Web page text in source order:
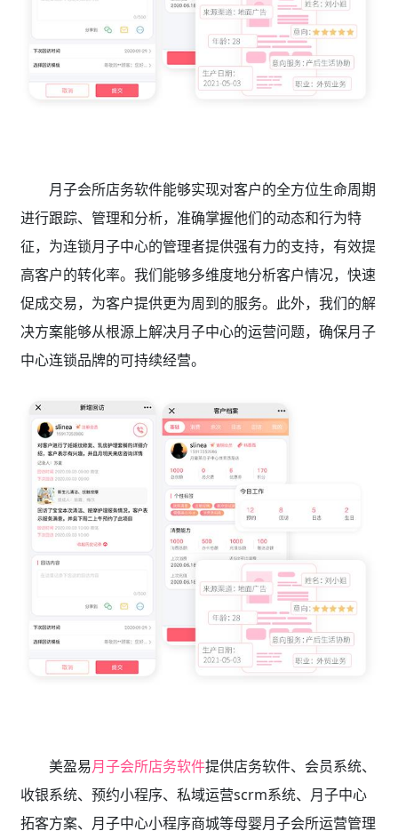
月子会所店务软件能够实现对客户的全方位生命周期
进行跟踪、管理和分析，准确掌握他们的动态和行为特
征，为连锁月子中心的管理者提供强有力的支持，有效提
高客户的转化率。我们能够多维度地分析客户情况，快速
促成交易，为客户提供更为周到的服务。此外，我们的解
决方案能够从根源上解决月子中心的运营问题，确保月子
中心连锁品牌的可持续经营。
美盈易月子会所店务软件提供店务软件、会员系统、
收银系统、预约小程序、私域运营scrm系统、月子中心
拓客方案、月子中心小程序商城等母婴月子会所运营管理